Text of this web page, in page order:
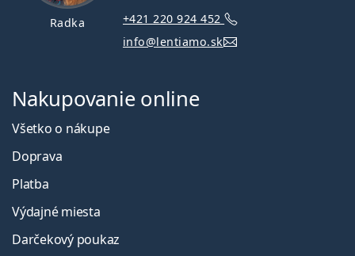
Radka
+421 220 924 452
info@lentiamo.sk
Nakupovanie online
Všetko o nákupe
Doprava
Platba
Výdajné miesta
Darčekový poukaz